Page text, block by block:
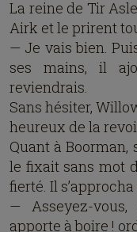
La reine de Tir
Airk et le prirent
— Je vais bien.
ses mains, il
reviendrais.
Sans hésiter,
heureux de la
Quant à
le fixait sans mot
fierté. Il s’approcha
— Asseyez-vous,
apporte à boire !